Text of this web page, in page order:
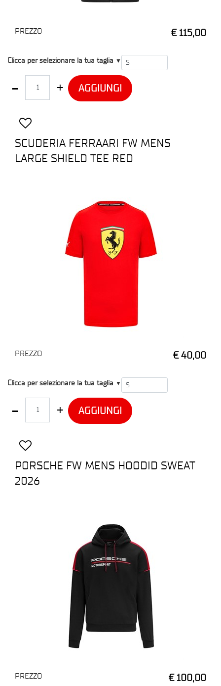
PREZZO € 115,00
T1
Clicca per selezionare la tua taglia ▼
AGGIUNGI
SCUDERIA FERRAARI FW MENS
LARGE SHIELD TEE RED
PREZZO € 40,00
T1
Clicca per selezionare la tua taglia ▼
AGGIUNGI
PORSCHE FW MENS HOODID SWEAT
2026
PREZZO € 100,00